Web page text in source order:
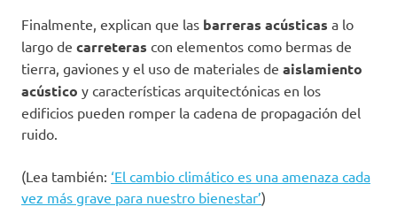
Finalmente, explican que las barreras acústicas a lo
largo de carreteras con elementos como bermas de
tierra, gaviones y el uso de materiales de aislamiento
acústico y características arquitectónicas en los
edificios pueden romper la cadena de propagación del
ruido.
(Lea también: ‘El cambio climático es una amenaza cada
vez más grave para nuestro bienestar’)